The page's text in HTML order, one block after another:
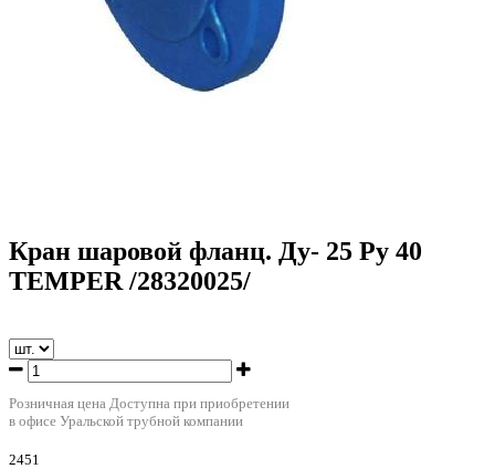
Кран шаровой фланц. Ду- 25 Ру 40
TEMPER /28320025/
Розничная цена Доступна при приобретении
в офисе Уральской трубной компании
2451